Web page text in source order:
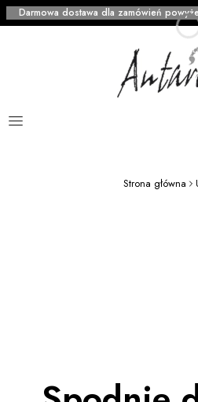
Darmowa dostawa dla zamówień
Menu
Strona główna